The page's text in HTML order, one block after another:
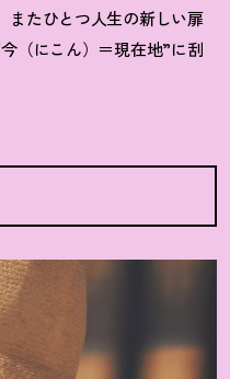
またひとつ人生の新しい扉
（にこん）＝現在地”に刮